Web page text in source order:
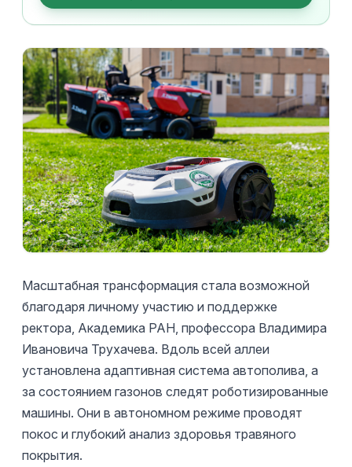
Масштабная трансформация стала возможной
благодаря личному участию и поддержке
ректора, Академика РАН, профессора Владимира
Ивановича Трухачева. Вдоль всей аллеи
установлена адаптивная система автополива, а
за состоянием газонов следят роботизированные
машины. Они в автономном режиме проводят
покос и глубокий анализ здоровья травяного
покрытия.